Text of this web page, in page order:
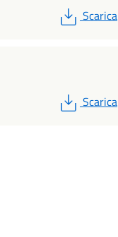
PDF
Scarica
PDF
Scarica